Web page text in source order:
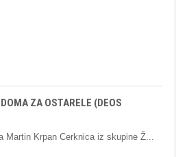
ZA OSTARELE (DEOS
Martin Krpan Cerknica iz skupine Ž